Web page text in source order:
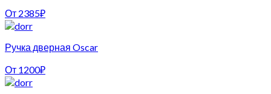
От 2385₽
Ручка дверная Oscar
От 1200₽